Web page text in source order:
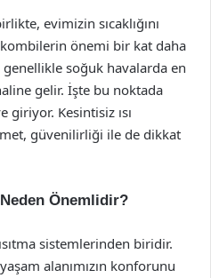
evimizin sıcaklığını
kombilerin önemi bir kat daha
genellikle soğuk havalarda en
gelir. İşte bu noktada
giriyor. Kesintisiz ısı
güvenilirliği ile de dikkat
Önemlidir?
sistemlerinden biridir.
alanımızın konforunu